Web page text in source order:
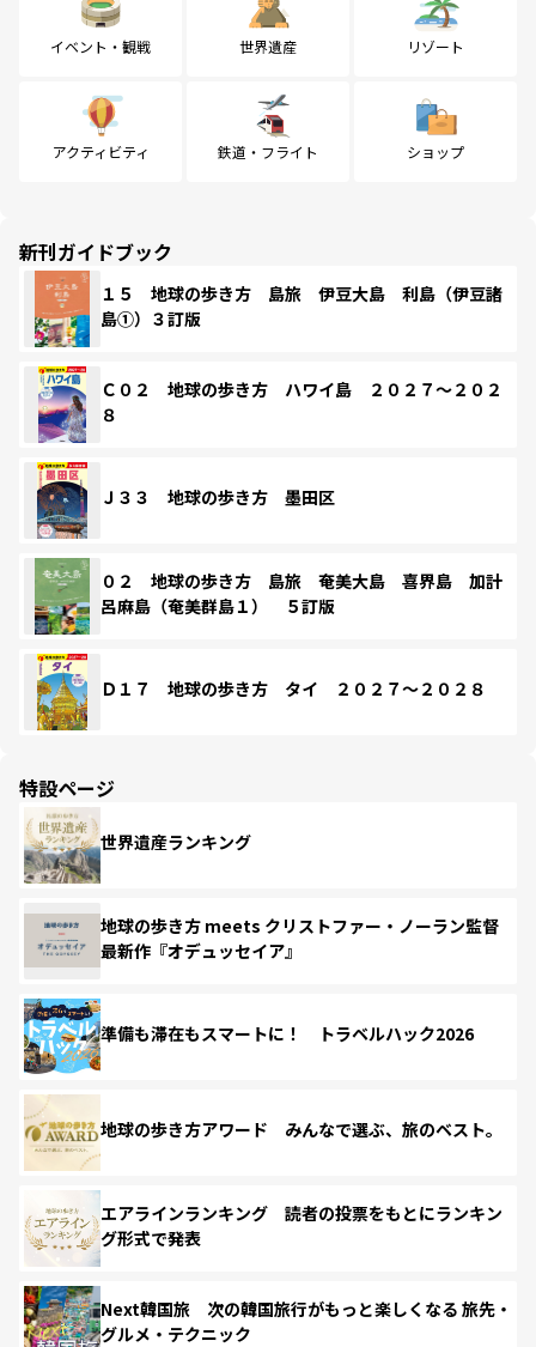
イベント・観戦 世界遺産 リゾート
アクティビティ 鉄道・フライト ショップ
新刊ガイドブック
１５ 地球の歩き方 島旅 伊豆大島 利島（伊豆諸
島①）３訂版
Ｃ０２ 地球の歩き方 ハワイ島 ２０２７～２０２
８
Ｊ３３ 地球の歩き方 墨田区
０２ 地球の歩き方 島旅 奄美大島 喜界島 加計
呂麻島（奄美群島１） ５訂版
Ｄ１７ 地球の歩き方 タイ ２０２７～２０２８
特設ページ
世界遺産ランキング
地球の歩き方 meets クリストファー・ノーラン監督
最新作『オデュッセイア』
準備も滞在もスマートに！ トラベルハック2026
地球の歩き方アワード みんなで選ぶ、旅のベスト。
エアラインランキング 読者の投票をもとにランキン
グ形式で発表
Next韓国旅 次の韓国旅行がもっと楽しくなる 旅先・
グルメ・テクニック